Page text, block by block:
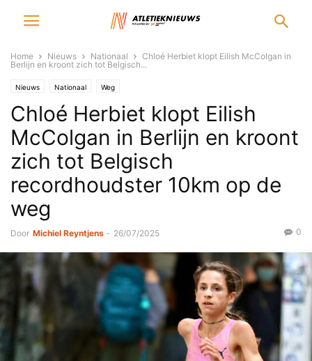
Home Nieuws Nationaal
Chloé Herbiet klopt Eilish McColgan in
Berlijn en kroont zich tot Belgisch...
Nieuws Nationaal Weg
Chloé Herbiet klopt Eilish
McColgan in Berlijn en kroont
zich tot Belgisch
recordhoudster 10km op de
weg
Door Michiel Reyntjens - 26/07/2025 0